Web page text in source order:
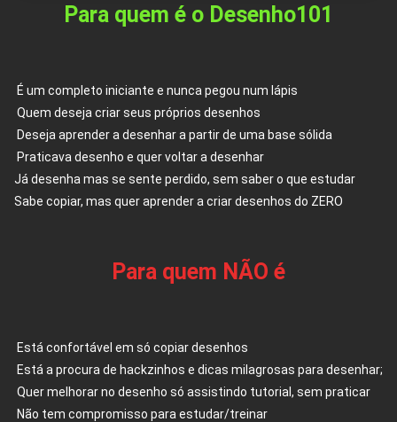
Para quem é o Desenho101
É um completo iniciante e nunca pegou num lápis
Quem deseja criar seus próprios desenhos
Deseja aprender a desenhar a partir de uma base sólida
Praticava desenho e quer voltar a desenhar
Já desenha mas se sente perdido, sem saber o que estudar
Sabe copiar, mas quer aprender a criar desenhos do ZERO
Para quem NÃO é
Está confortável em só copiar desenhos
Está a procura de hackzinhos e dicas milagrosas para desenhar;
Quer melhorar no desenho só assistindo tutorial, sem praticar
Não tem compromisso para estudar/treinar